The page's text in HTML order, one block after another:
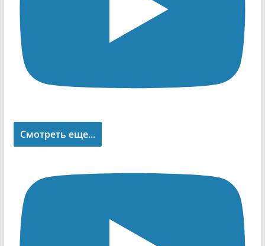
Смотреть еще...